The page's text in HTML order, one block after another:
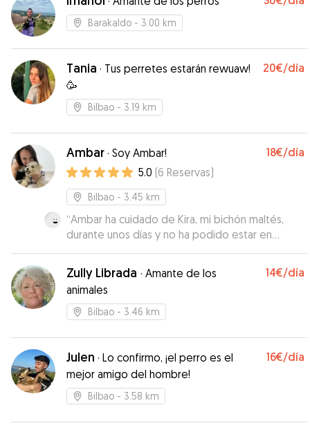
Barakaldo - 3.00 km
Tania · Tus perretes estarán rewuaw!
🥳
20€/día
Bilbao - 3.19 km
Ambar · Soy Ambar! 18€/día
5.0 (6 Reservas)
Bilbao - 3.45 km
“Ambar ha cuidado de Kira, mi bichón maltés,
durante unos días y no ha podido estar en
mejores manos. Estoy muy agradecida a ella y su
familia”
Zully Librada · Amante de los
animales
14€/día
Bilbao - 3.46 km
Julen · Lo confirmo, ¡el perro es el
mejor amigo del hombre!
16€/día
Bilbao - 3.58 km